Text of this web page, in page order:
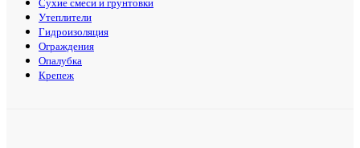
Сухие смеси и грунтовки
Утеплители
Гидроизоляция
Ограждения
Опалубка
Крепеж